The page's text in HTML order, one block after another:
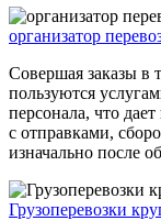
организатор
Совершая заказы в
пользуются
персонала, что
с отправками,
изначально после
Грузоперевозки